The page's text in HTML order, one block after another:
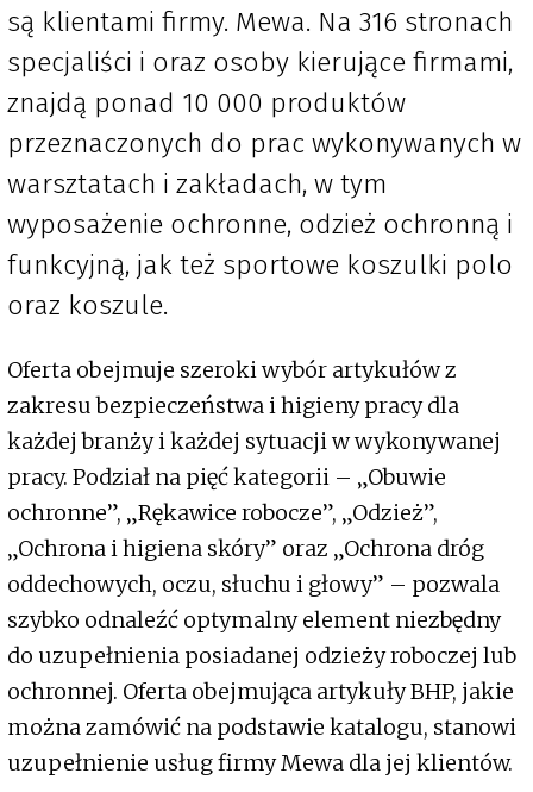
są klientami firmy. Mewa. Na 316 stronach
specjaliści i oraz osoby kierujące firmami,
znajdą ponad 10 000 produktów
przeznaczonych do prac wykonywanych w
warsztatach i zakładach, w tym
wyposażenie ochronne, odzież ochronną i
funkcyjną, jak też sportowe koszulki polo
oraz koszule.
Oferta obejmuje szeroki wybór artykułów z
zakresu bezpieczeństwa i higieny pracy dla
każdej branży i każdej sytuacji w wykonywanej
pracy. Podział na pięć kategorii – „Obuwie
ochronne”, „Rękawice robocze”, „Odzież”,
„Ochrona i higiena skóry” oraz „Ochrona dróg
oddechowych, oczu, słuchu i głowy” – pozwala
szybko odnaleźć optymalny element niezbędny
do uzupełnienia posiadanej odzieży roboczej lub
ochronnej. Oferta obejmująca artykuły BHP, jakie
można zamówić na podstawie katalogu, stanowi
uzupełnienie usług firmy Mewa dla jej klientów.